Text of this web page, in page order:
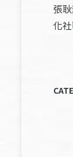
張
化